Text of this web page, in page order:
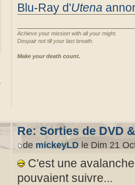
Blu-Ray d'Utena
Achieve your mission with all your might.
Despair not till your last breath.
Make your death count.
Re: Sorties de DVD
de mickeyLD le Dim 21
C'est une
pouvaient suivre...